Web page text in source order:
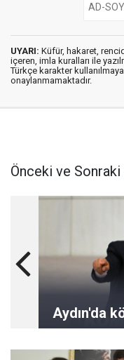
UYARI: Küfür, hakaret,
içeren, imla kuralları ile
Türkçe karakter
onaylanmamaktadır.
Önceki ve
Aydın'da